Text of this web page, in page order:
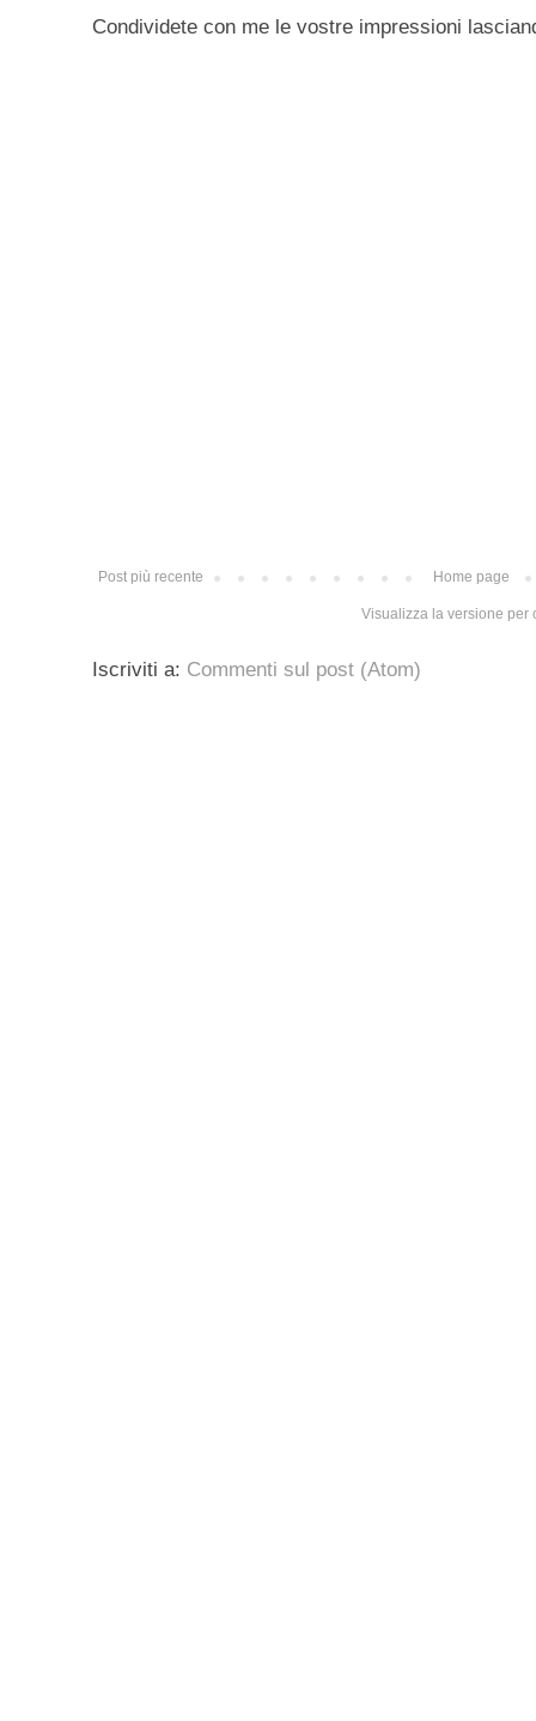
Condividete con me le vostre impressioni
Post più recente Home page
Visualizza la versione per
Iscriviti a: Commenti sul post (Atom)